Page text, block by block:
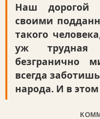
Наш дорогой
своими
такого
уж
безгранично
всегда
народа. И в